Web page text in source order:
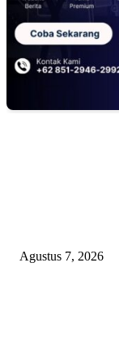
Agustus 7, 2026